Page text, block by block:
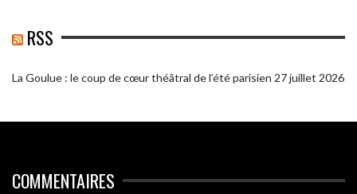
RSS
La Goulue : le coup de cœur théâtral de l’été parisien 27 juillet 2026
COMMENTAIRES